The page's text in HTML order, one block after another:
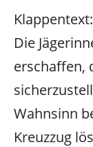
Klappentext:
Die
erschaffen,
Wahnsinn
Kreuzzug